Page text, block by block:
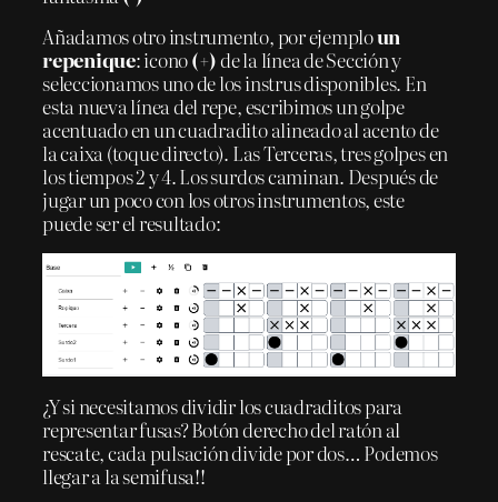
Añadamos otro instrumento, por ejemploun
repenique: icono(+)de la línea de Sección y
seleccionamos uno de los instrus disponibles. En
esta nueva línea del repe, escribimos un golpe
acentuado en un cuadradito alineado al acento de
la caixa (toque directo). Las Terceras, tres golpes en
los tiempos 2 y 4. Los surdos caminan. Después de
jugar un poco con los otros instrumentos, este
puede ser el resultado:
¿Y si necesitamos dividir los cuadraditos para
representar fusas? Botón derecho del ratón al
rescate, cada pulsación divide por dos… Podemos
llegar a la semifusa!!